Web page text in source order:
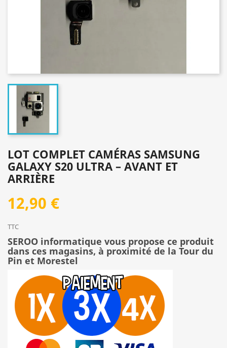
LOT COMPLET CAMÉRAS SAMSUNG
GALAXY S20 ULTRA – AVANT ET
ARRIÈRE
12,90 €
TTC
SEROO informatique vous propose ce produit
dans ces magasins, à proximité de la Tour du
Pin et Morestel